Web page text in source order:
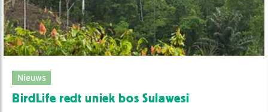
Nieuws
BirdLife redt uniek bos Sulawesi